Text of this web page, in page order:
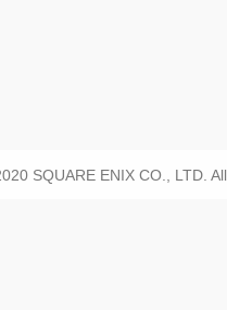
SQUARE ENIX CO., LTD.